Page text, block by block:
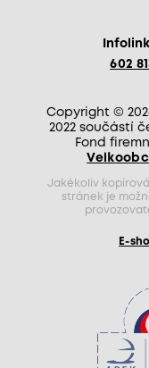
602
Copyright ©
2022 součástí
Fond
Jakékoliv
stránek je
E-